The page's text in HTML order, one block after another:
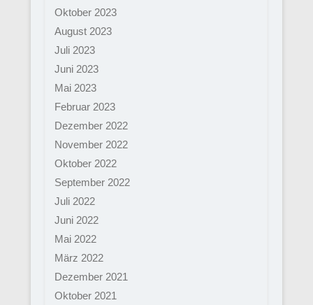
Oktober 2023
August 2023
Juli 2023
Juni 2023
Mai 2023
Februar 2023
Dezember 2022
November 2022
Oktober 2022
September 2022
Juli 2022
Juni 2022
Mai 2022
März 2022
Dezember 2021
Oktober 2021